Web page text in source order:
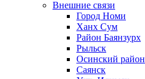
Внешние связи
Город Номи
Ханх Сум
Район Баянзурх
Рыльск
Осинский район
Саянск